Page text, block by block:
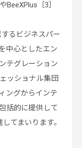
BeeXPlus［3］
るビジネスパー
中心としたエン
テグレーション
ッショナル集団
ングからインテ
括的に提供して
てまいります。